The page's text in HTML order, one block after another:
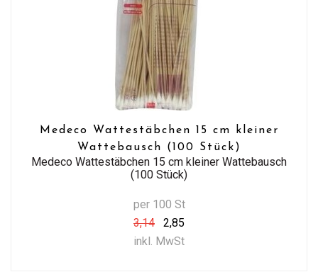
Medeco Wattestäbchen 15 cm kleiner
Wattebausch (100 Stück)
Medeco Wattestäbchen 15 cm kleiner Wattebausch
(100 Stück)
per 100 St
3,14
2,85
inkl. MwSt